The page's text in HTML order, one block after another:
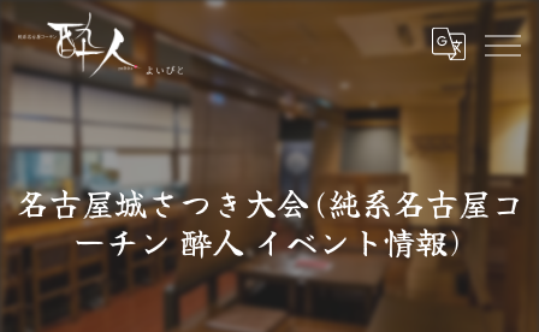
名古屋城さつき大会(純系名古屋コ
ーチン 酔人 イベント情報)